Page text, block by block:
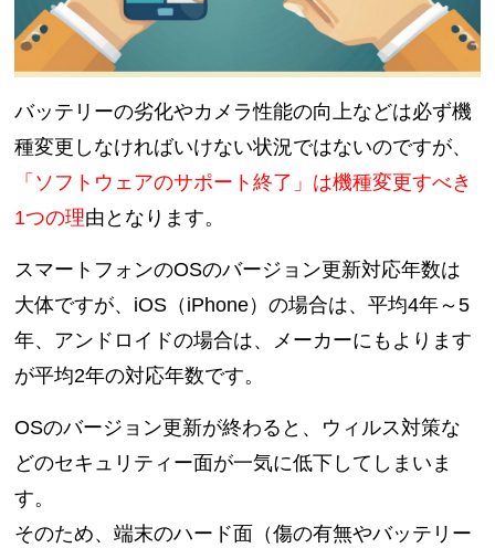
バッテリーの劣化やカメラ性能の向上などは必ず機
種変更しなければいけない状況ではないのですが、
「ソフトウェアのサポート終了」は機種変更すべき
1つの理由となります。
スマートフォンのOSのバージョン更新対応年数は
大体ですが、 iOS（iPhone）の場合は、平均4年～5
年、アンドロイドの場合は、メーカーにもよります
が平均2年の対応年数です。
OSのバージョン更新が終わると、ウィルス対策な
どのセキュリティー面が一気に低下してしまいま
す。
そのため、端末のハード面（傷の有無やバッテリー